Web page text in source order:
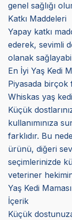
genel sağlığı
Katkı Maddeleri
Yapay katkı
ederek, sevimli
olanak
En İyi Yaş Kedi
Piyasada birçok
Whiskas yaş
Küçük
kullanımınıza
farklıdır. Bu
ürünü, diğeri
seçimlerinizde
veteriner
Yaş Kedi
İçerik
Küçük